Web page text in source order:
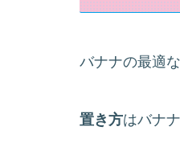
バナナの最適な
置き方はバナ